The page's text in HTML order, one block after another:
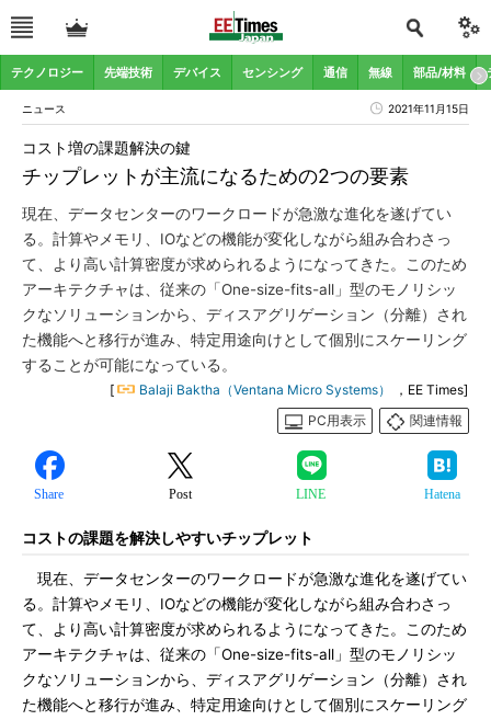
テクノロジー 先端技術 デバイス センシング 通信 無線 部品/材料
ニュース 2021年11月15日
チップレットが主流になるための2つの要素
コスト増の課題解決の鍵
現在、データセンターのワークロードが急激な進化を遂げてい
る。計算やメモリ、IOなどの機能が変化しながら組み合わさっ
て、より高い計算密度が求められるようになってきた。このため
アーキテクチャは、従来の「One-size-fits-all」型のモノリシッ
クなソリューションから、ディスアグリゲーション（分離）され
た機能へと移行が進み、特定用途向けとして個別にスケーリング
することが可能になっている。
[ Balaji Baktha（Ventana Micro Systems）
，EE Times]
PC用表示
関連情報
Share Post LINE Hatena
コストの課題を解決しやすいチップレット
現在、データセンターのワークロードが急激な進化を遂げてい
る。計算やメモリ、IOなどの機能が変化しながら組み合わさっ
て、より高い計算密度が求められるようになってきた。このため
アーキテクチャは、従来の「One-size-fits-all」型のモノリシッ
クなソリューションから、ディスアグリゲーション（分離）され
た機能へと移行が進み、特定用途向けとして個別にスケーリング